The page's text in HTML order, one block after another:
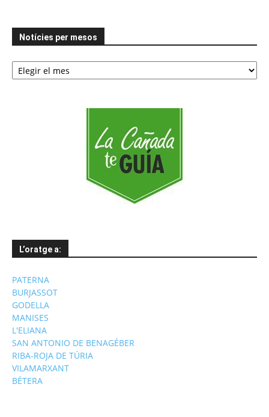
Notícies per mesos
Notícies
per
L’oratge a:
PATERNA
BURJASSOT
GODELLA
MANISES
L'ELIANA
SAN ANTONIO DE BENAGÉBER
RIBA-ROJA DE TÚRIA
VILAMARXANT
BÉTERA